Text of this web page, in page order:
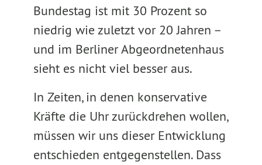
Bundestag ist mit 30 Prozent so
niedrig wie zuletzt vor 20 Jahren –
und im Berliner Abgeordnetenhaus
sieht es nicht viel besser aus.
In Zeiten, in denen konservative
Kräfte die Uhr zurückdrehen wollen,
müssen wir uns dieser Entwicklung
entschieden entgegenstellen. Dass